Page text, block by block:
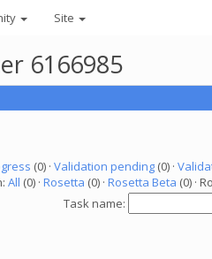
Site
6166985
(0) · Validation pending(0) ·
All (0) · Rosetta (0) · Rosetta Beta (0) ·
Task name: